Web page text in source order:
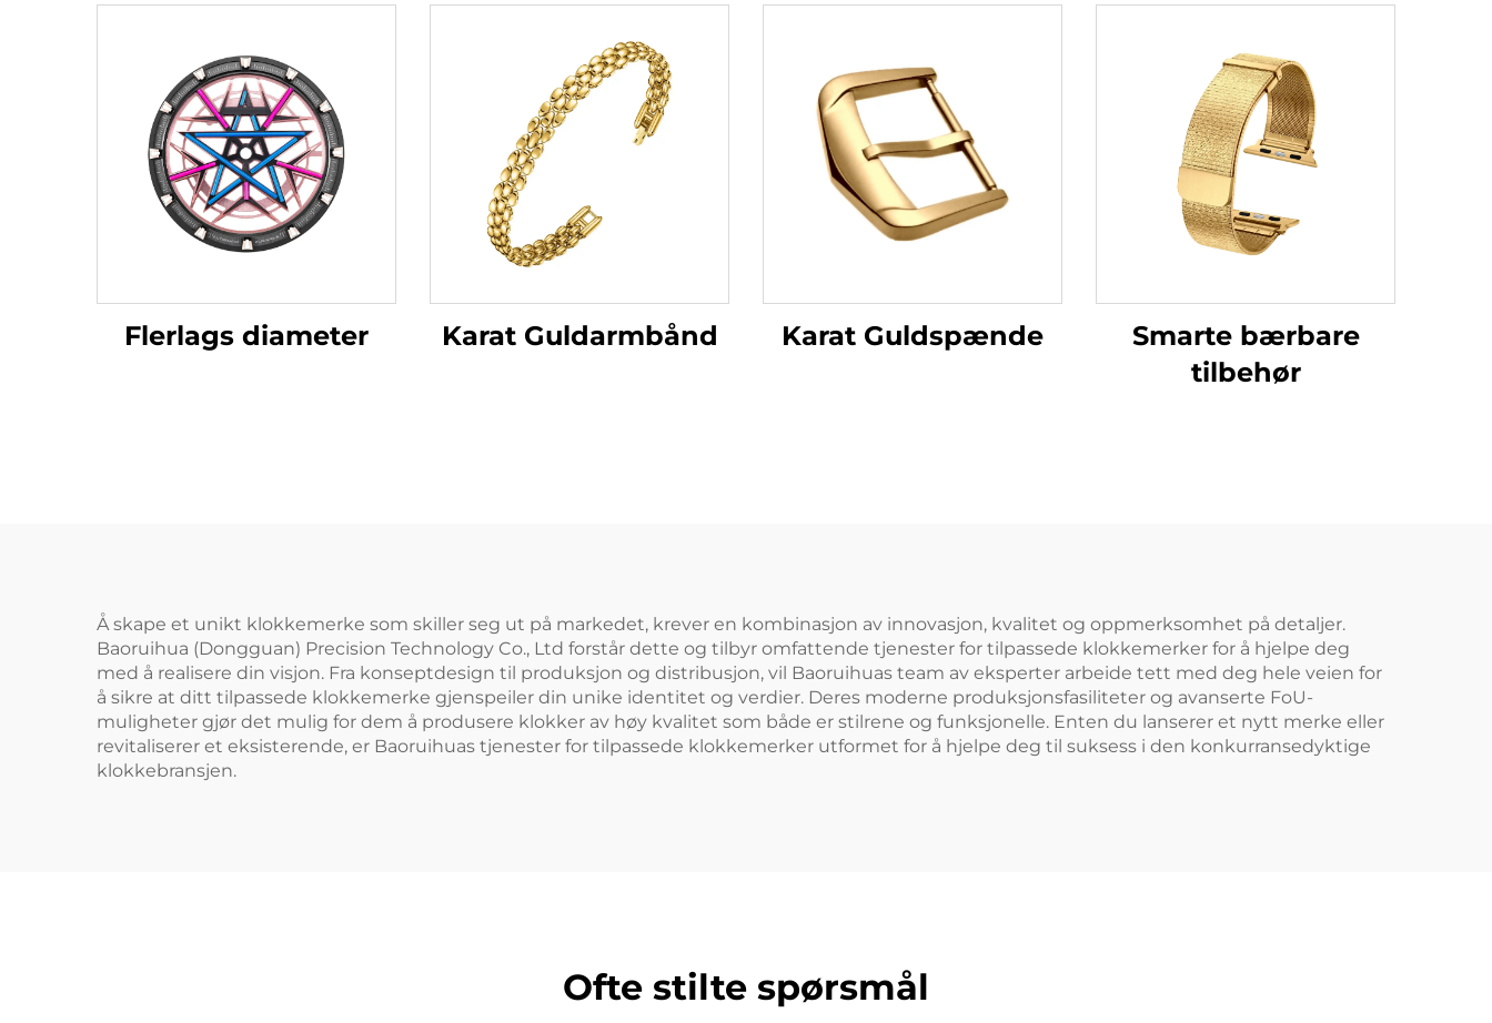
Flerlags diameter Karat Guldarmbånd Karat Guldspænde
Smarte bærbare
tilbehør
Å skape et unikt klokkemerke som skiller seg ut på markedet, krever en kombinasjon av innovasjon, kvalitet og oppmerksomhet på detaljer.
Baoruihua (Dongguan) Precision Technology Co., Ltd forstår dette og tilbyr omfattende tjenester for tilpassede klokkemerker for å hjelpe deg
med å realisere din visjon. Fra konseptdesign til produksjon og distribusjon, vil Baoruihuas team av eksperter arbeide tett med deg hele veien for
å sikre at ditt tilpassede klokkemerke gjenspeiler din unike identitet og verdier. Deres moderne produksjonsfasiliteter og avanserte FoU-
muligheter gjør det mulig for dem å produsere klokker av høy kvalitet som både er stilrene og funksjonelle. Enten du lanserer et nytt merke eller
revitaliserer et eksisterende, er Baoruihuas tjenester for tilpassede klokkemerker utformet for å hjelpe deg til suksess i den konkurransedyktige
klokkebransjen.
Ofte stilte spørsmål